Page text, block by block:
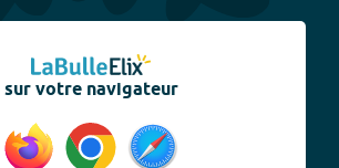
sur votre navigateur